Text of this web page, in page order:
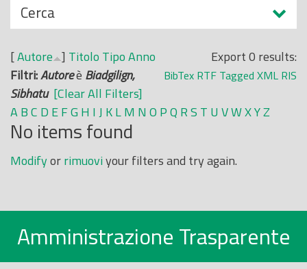
N
a
s
c
o
n
d
i
Cerca
Export 0 results:
BibTex RTF Tagged XML RIS
[Autore ] Titolo TipoAnno
Filtri:Autoreè Biadgilign,
Sibhatu [Clear All Filters]
ABC D EFG H IJ KLM N O PQ RS T U VWXYZ
No items found
Modifyorrimuoviyour filters and try again.
Amministrazione Trasparente